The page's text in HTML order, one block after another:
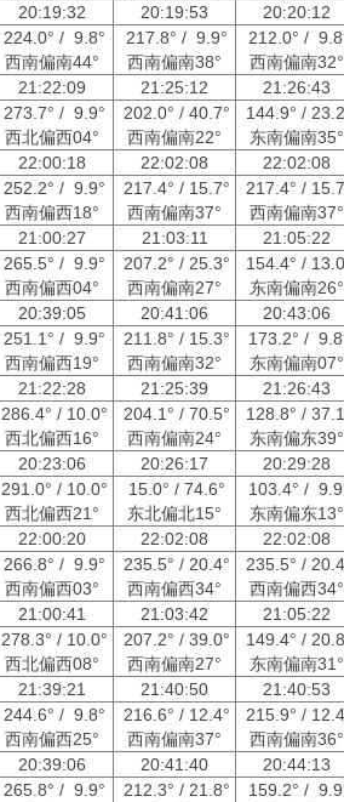
20:19:32 20:19:53 20:20:12
224.0° / 9.8°
西南偏南44°
217.8° / 9.9°
西南偏南38°
212.0° /
西南偏南32°
21:22:09 21:25:12 21:26:43
273.7° / 9.9°
西北偏西04°
202.0° / 40.7°
西南偏南22°
144.9° /
东南偏南35°
22:00:18 22:02:08 22:02:08
252.2° / 9.9°
西南偏西18°
217.4° / 15.7°
西南偏南37°
217.4° /
西南偏南37°
21:00:27 21:03:11 21:05:22
265.5° / 9.9°
西南偏西04°
207.2° / 25.3°
西南偏南27°
154.4° /
东南偏南26°
20:39:05 20:41:06 20:43:06
251.1° / 9.9°
西南偏西19°
211.8° / 15.3°
西南偏南32°
173.2° /
东南偏南07°
21:22:28 21:25:39 21:26:43
286.4° / 10.0°
西北偏西16°
204.1° / 70.5°
西南偏南24°
128.8° /
东南偏东39°
20:23:06 20:26:17 20:29:28
291.0° / 10.0°
西北偏西21°
15.0° / 74.6°
东北偏北15°
103.4° /
东南偏东13°
22:00:20 22:02:08 22:02:08
266.8° / 9.9°
西南偏西03°
235.5° / 20.4°
西南偏西34°
235.5° /
西南偏西34°
21:00:41 21:03:42 21:05:22
278.3° / 10.0°
西北偏西08°
207.2° / 39.0°
西南偏南27°
149.4° /
东南偏南31°
21:39:21 21:40:50 21:40:53
244.6° / 9.8°
西南偏西25°
216.6° / 12.4°
西南偏南37°
215.9° /
西南偏南36°
20:39:06 20:41:40 20:44:13
265.8° / 9.9°
212.3° / 21.8°
159.2° /